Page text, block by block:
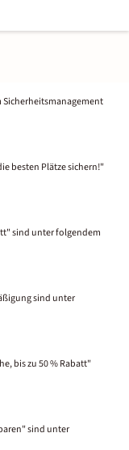
besten Plätze sichern!"
sind unter folgendem
sind unter
bis zu 50 % Rabatt"
sind unter